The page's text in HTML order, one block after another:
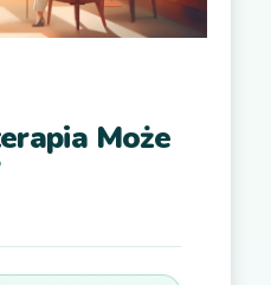
Może